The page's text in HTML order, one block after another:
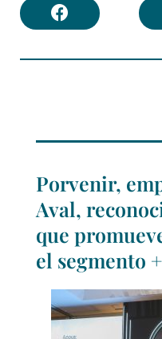
Porvenir,
Aval,
que
el segmento